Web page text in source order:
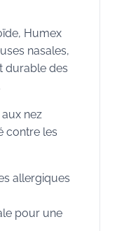
Humex
nasales,
durable des
nez
contre les
allergiques
pour une